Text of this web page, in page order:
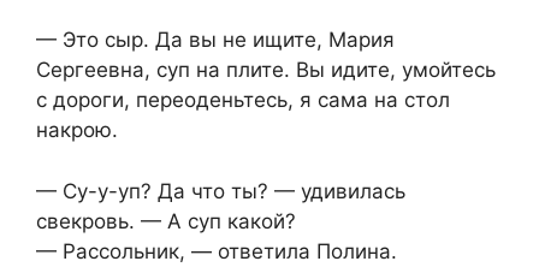
— Это сыр. Да вы не ищите, Мария
Сергеевна, суп на плите. Вы идите, умойтесь
с дороги, переоденьтесь, я сама на стол
накрою.
— Су-у-уп? Да что ты? — удивилась
свекровь. — А суп какой?
— Рассольник, — ответила Полина.